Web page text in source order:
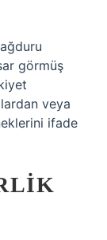
görmüş
veya
ifade